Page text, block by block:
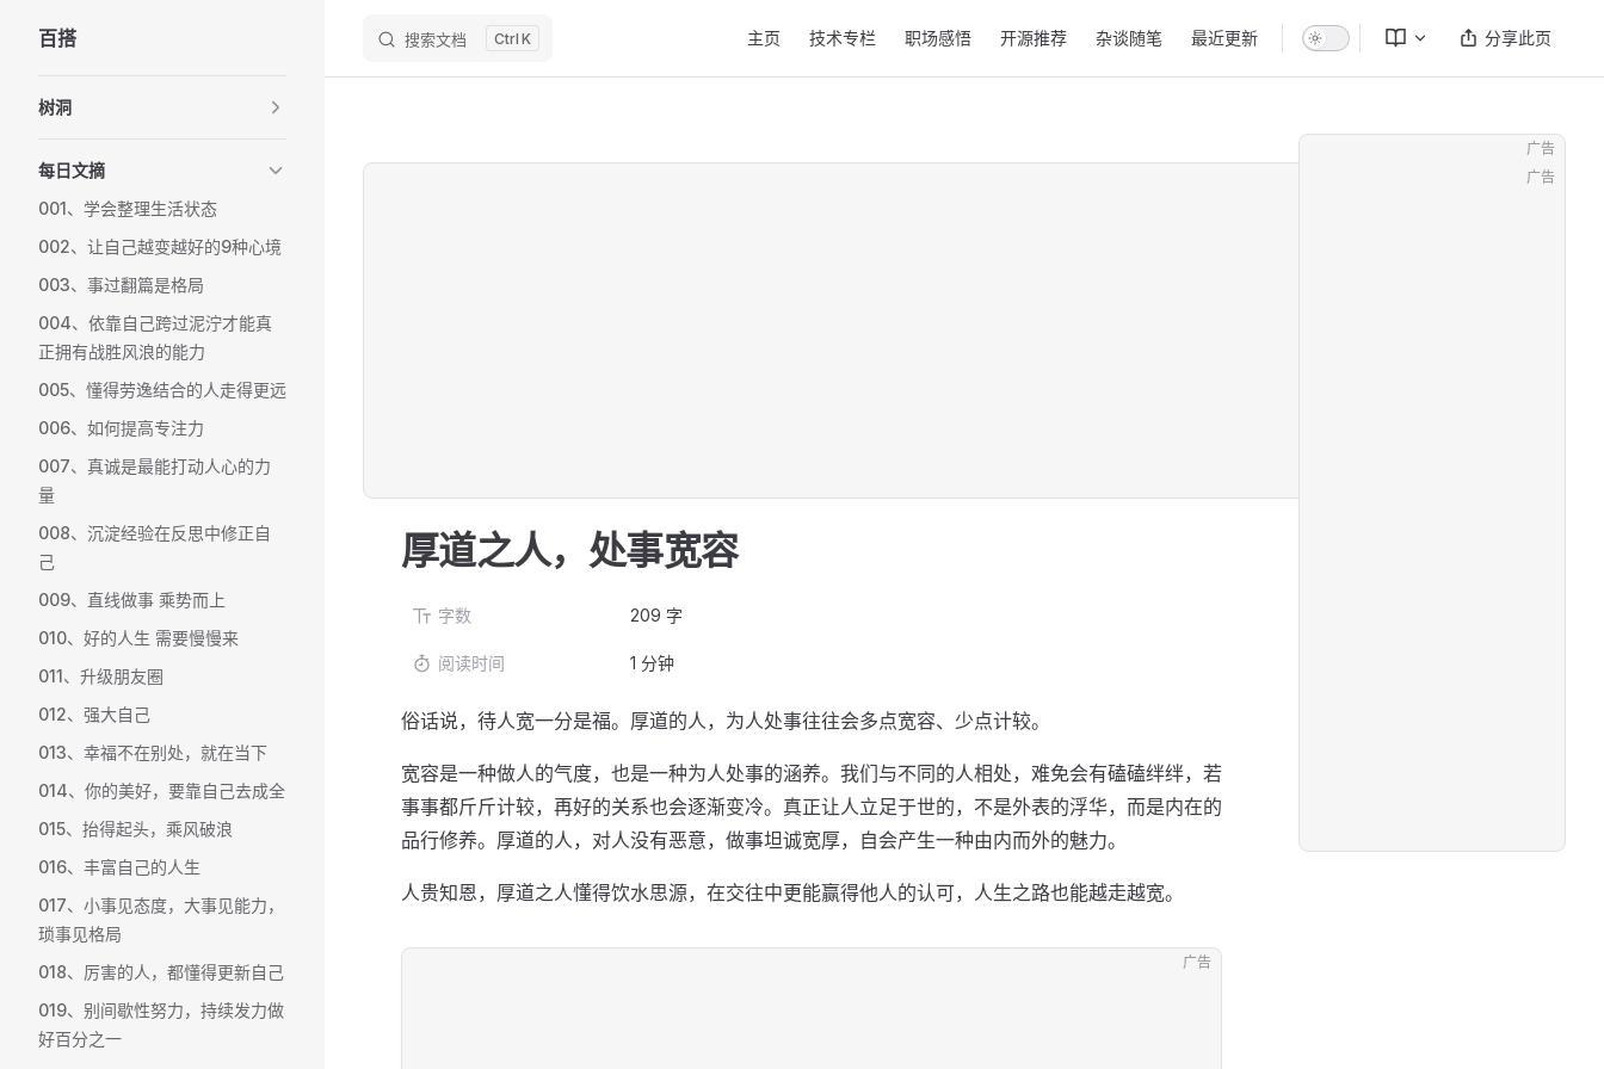
Skip to content
百搭 搜索文档 K 主页 技术专栏 职场感悟 开源推荐 杂谈随笔 最近更新 分享此页
树洞
每日文摘
001、学会整理生活状态
002、让自己越变越好的9种心境
003、事过翻篇是格局
004、依靠自己跨过泥泞才能真
正拥有战胜风浪的能力
005、懂得劳逸结合的人走得更远
006、如何提高专注力
007、真诚是最能打动人心的力
量
008、沉淀经验在反思中修正自
己
009、直线做事 乘势而上
010、好的人生 需要慢慢来
011、升级朋友圈
012、强大自己
013、幸福不在别处，就在当下
014、你的美好，要靠自己去成全
015、抬得起头，乘风破浪
016、丰富自己的人生
017、小事见态度，大事见能力，
琐事见格局
018、厉害的人，都懂得更新自己
019、别间歇性努力，持续发力做
好百分之一
广告
广告
厚道之人，处事宽容
字数 209 字
阅读时间 1 分钟
俗话说，待人宽一分是福。厚道的人，为人处事往往会多点宽容、少点计较。
宽容是一种做人的气度，也是一种为人处事的涵养。我们与不同的人相处，难免会有磕磕绊绊，若
事事都斤斤计较，再好的关系也会逐渐变冷。真正让人立足于世的，不是外表的浮华，而是内在的
品行修养。厚道的人，对人没有恶意，做事坦诚宽厚，自会产生一种由内而外的魅力。
人贵知恩，厚道之人懂得饮水思源，在交往中更能赢得他人的认可，人生之路也能越走越宽。
广告